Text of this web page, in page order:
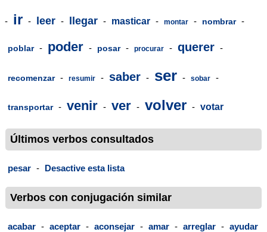
- ir - leer - llegar - masticar - montar - nombrar -
poblar - poder - posar - procurar - querer -
recomenzar - resumir - saber - ser - sobar -
transportar - venir - ver - volver - votar
Últimos verbos consultados
pesar - Desactive esta lista
Verbos con conjugación similar
acabar - aceptar - aconsejar - amar - arreglar - ayudar